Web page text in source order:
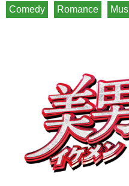
Comedy Romance